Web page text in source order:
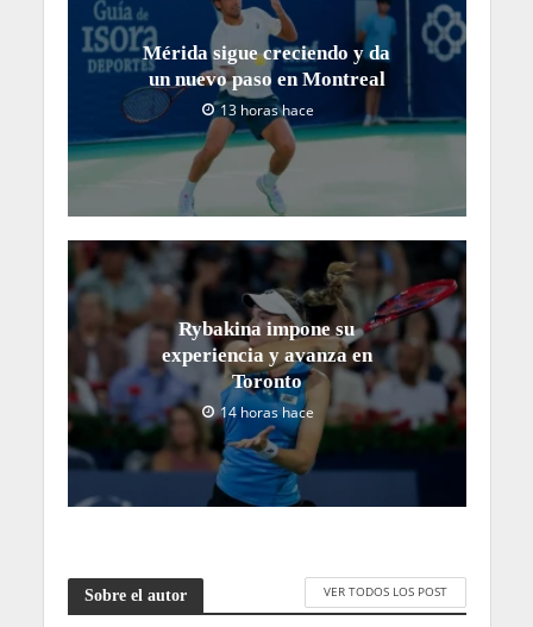
Mérida sigue creciendo y da
un nuevo paso en Montreal
13 horas hace
Rybakina impone su
experiencia y avanza en
Toronto
14 horas hace
Sobre el autor VER TODOS LOS POST